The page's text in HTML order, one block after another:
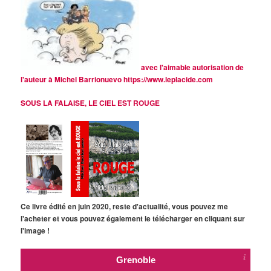
avec l'aimable autorisation de
l'auteur à Michel Barrionuevohttps://www.leplacide.com
SOUS LA FALAISE, LE CIEL EST ROUGE
Ce livre édité en juin 2020, reste d'actualité, vous pouvez me
l'acheter et vous pouvez également le télécharger en cliquant sur
l'image !
Grenoble